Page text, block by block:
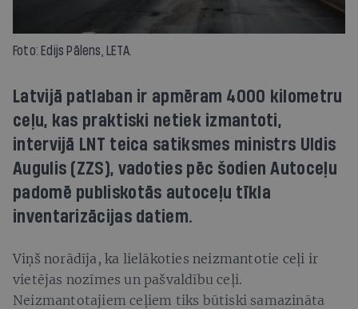
Foto: Edijs Pālens, LETA.
Latvijā patlaban ir apmēram 4000 kilometru
ceļu, kas praktiski netiek izmantoti,
intervijā LNT teica satiksmes ministrs Uldis
Augulis (ZZS), vadoties pēc šodien Autoceļu
padomē publiskotās autoceļu tīkla
inventarizācijas datiem.
Viņš norādīja, ka lielākoties neizmantotie ceļi ir
vietējas nozīmes un pašvaldību ceļi.
Neizmantotajiem ceļiem tiks būtiski samazināta